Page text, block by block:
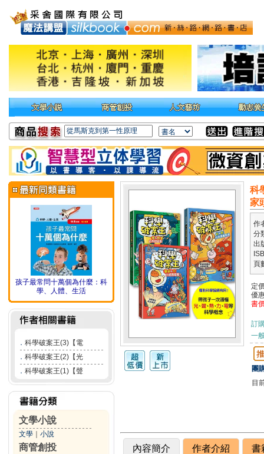
孩子最常問十萬個為什麼：科
學、人體、生活
． 科學破案王(3)【電
． 科學破案王(2)【光
． 科學破案王(1)【聲
文學小說
文學 小說
商管創投
科
家
作
分
出
頁
定
優
書
訂
一
團
目
內容簡介 作者介紹 書